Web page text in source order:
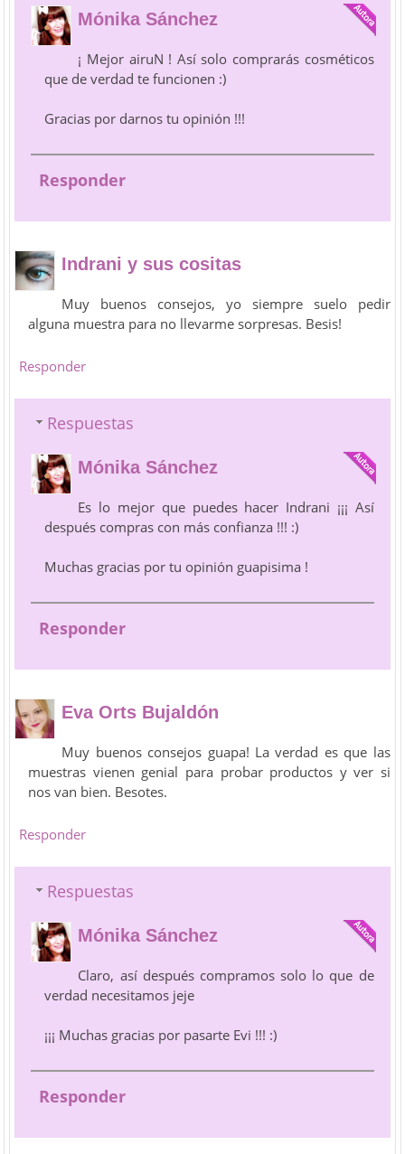
Mónika Sánchez
¡ Mejor airuN ! Así solo comprarás cosméticos
que de verdad te funcionen :)
Gracias por darnos tu opinión !!!
Responder
Indrani y sus cositas
Muy buenos consejos, yo siempre suelo pedir
alguna muestra para no llevarme sorpresas. Besis!
Responder
Respuestas
Mónika Sánchez
Es lo mejor que puedes hacer Indrani ¡¡¡ Así
después compras con más confianza !!! :)
Muchas gracias por tu opinión guapisima !
Responder
Eva Orts Bujaldón
Muy buenos consejos guapa! La verdad es que las
muestras vienen genial para probar productos y ver si
nos van bien. Besotes.
Responder
Respuestas
Mónika Sánchez
Claro, así después compramos solo lo que de
verdad necesitamos jeje
¡¡¡ Muchas gracias por pasarte Evi !!! :)
Responder